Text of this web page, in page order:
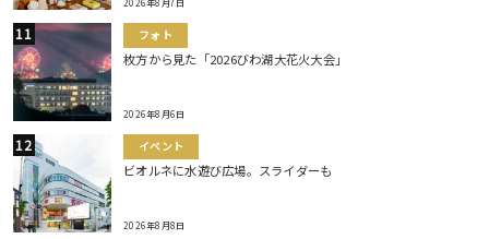
2026年8月7日
フォト
枚方から見た「2026びわ湖大花火大会」
2026年8月6日
イベント
ビオルネに水遊び広場。スライダーも
2026年8月8日